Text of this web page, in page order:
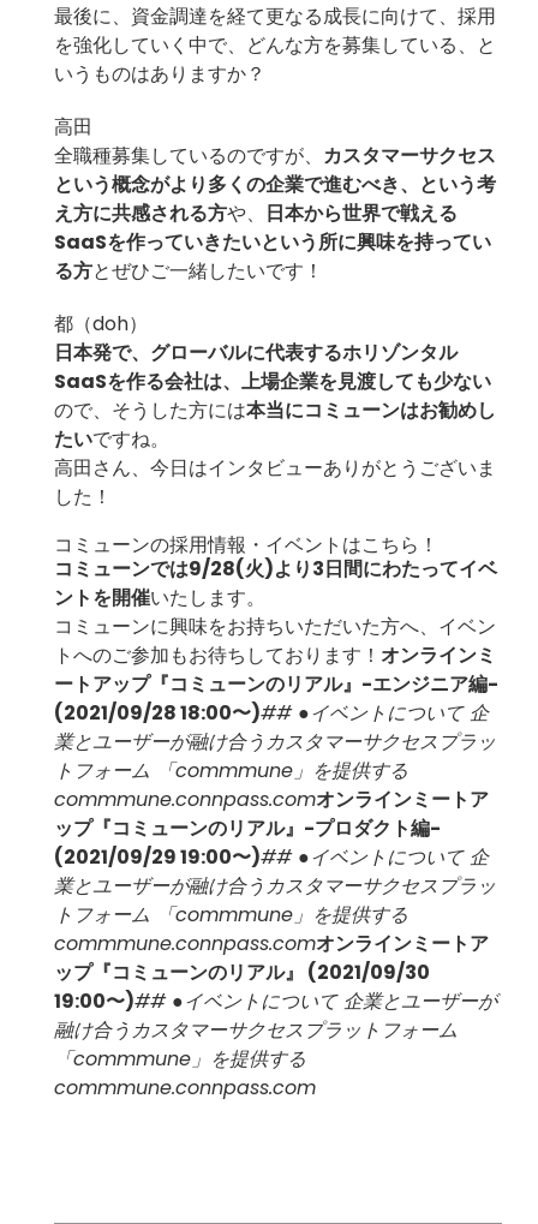
最後に、資金調達を経て更なる成長に向けて、採用
を強化していく中で、どんな方を募集している、と
いうものはありますか？
高田
全職種募集しているのですが、 カスタマーサクセス
という概念がより多くの企業で進むべき、という考
え方に共感される方や、 日本から世界で戦える
SaaSを作っていきたいという所に興味を持ってい
る方とぜひご一緒したいです！
都（doh）
日本発で、グローバルに代表するホリゾンタル
SaaSを作る会社は、上場企業を見渡しても少ない
ので、そうした方には本当にコミューンはお勧めし
たいですね。
高田さん、今日はインタビューありがとうございま
した！
コミューンの採用情報・イベントはこちら！
コミューンでは9/28(火)より3日間にわたってイベ
ントを開催いたします。
コミューンに興味をお持ちいただいた方へ、イベン
トへのご参加もお待ちしております！ オンラインミ
ートアップ『コミューンのリアル』-エンジニア編-
(2021/09/28 18:00〜)## ●イベントについて 企
業とユーザーが融け合うカスタマーサクセスプラッ
トフォーム 「commmune」を提供する
commmune.connpass.comオンラインミートア
ップ『コミューンのリアル』-プロダクト編-
(2021/09/29 19:00〜)## ●イベントについて 企
業とユーザーが融け合うカスタマーサクセスプラッ
トフォーム 「commmune」を提供する
commmune.connpass.comオンラインミートア
ップ『コミューンのリアル』 (2021/09/30
19:00〜)## ●イベントについて 企業とユーザーが
融け合うカスタマーサクセスプラットフォーム
「commmune」を提供する
commmune.connpass.com